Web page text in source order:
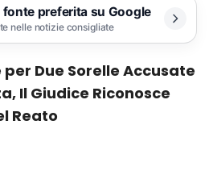
preferita su Google
nelle notizie consigliate
per Due Sorelle Accusate
Il Giudice Riconosce
Reato